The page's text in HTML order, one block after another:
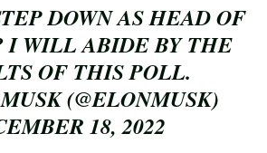
DOWN AS HEAD OF
I WILL ABIDE BY THE
OF THIS POLL.
(@ELONMUSK)
18, 2022